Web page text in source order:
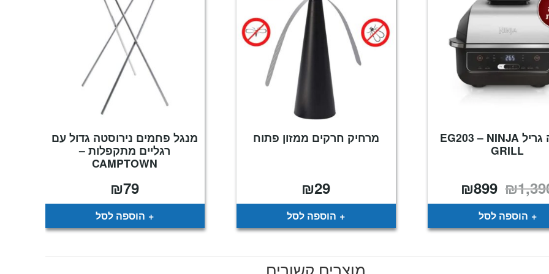
נינג’ה גריל EG203 – NINJA
GRILL
₪ המחיר
המקורי
היה:
₪1,390.
₪899
הוא:
הוספה לסל
מרחיק חרקים ממזון פתוח
₪29
הוספה לסל
מנגל פחמים נירוסטה גדול עם
רגליים מתקפלות –
CAMPTOWN
₪79
הוספה לסל
מוצרים קשורים